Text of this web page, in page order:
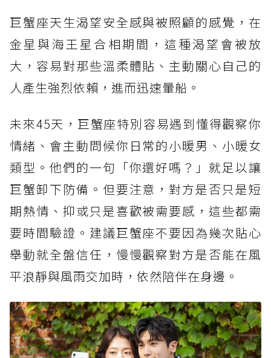
巨蟹座天生渴望安全感與被照顧的感覺，在
金星與海王星合相期間，這種渴望會被放
大，容易對那些溫柔體貼、主動關心自己的
人產生強烈依賴，進而迅速暈船。
未來45天，巨蟹座特別容易遇到懂得觀察你
情緒、會主動問候你日常的小暖男、小暖女
類型。他們的一句「你還好嗎？」就足以讓
巨蟹卸下防備。但要注意，對方是否只是短
期熱情、抑或只是喜歡被需要感，這些都需
要時間驗證。建議巨蟹座不要因為幾次貼心
舉動就全盤信任，慢慢觀察對方是否能在風
平浪靜與風雨交加時，依然陪伴在身邊。